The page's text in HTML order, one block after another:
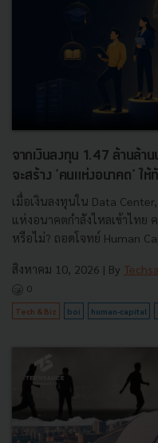
จากเงินลงทุน 1.47 ล้านล้
จะสร้าง 'คนแห่งอนาคต' ให้
เมื่อเงินลงทุนใน Data
แห่งอนาคตกำลังไหลเข้าไทย
หรือไม่? ถอดโจทย์ Human
สิงหาคม 10, 2026 | By
0
Tech & Biz boi human-capital